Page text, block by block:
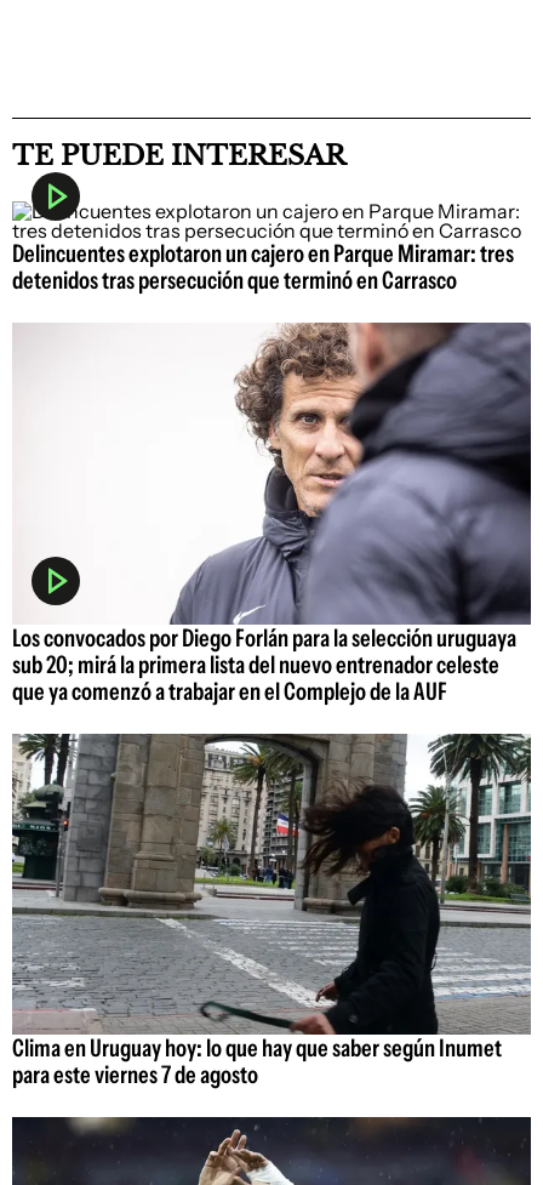
TE PUEDE INTERESAR
Delincuentes explotaron un cajero en Parque Miramar: tres
detenidos tras persecución que terminó en Carrasco
Los convocados por Diego Forlán para la selección uruguaya
sub 20; mirá la primera lista del nuevo entrenador celeste
que ya comenzó a trabajar en el Complejo de la AUF
Clima en Uruguay hoy: lo que hay que saber según Inumet
para este viernes 7 de agosto